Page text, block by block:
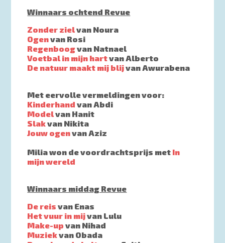
Winnaars ochtend Revue
Zonder zielvan Noura
Ogenvan Rosi
Regenboogvan Natnael
Voetbal in mijn hartvan Alberto
De natuur maakt mij blijvan Awurabena
Met eervolle vermeldingen voor:
Kinderhand van Abdi
Modelvan Hanit
Slakvan Nikita
Jouw ogenvan Aziz
Milia won de voordrachtsprijs met In
mijn wereld
Winnaars middag Revue
De reis van Enas
Het vuur in mijvan Lulu
Make-up van Nihad
Muziekvan Obada